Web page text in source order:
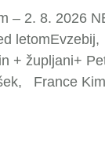
– 2. 8. 2026
letomEvzebij,
+ župljani+
France
duhovnik